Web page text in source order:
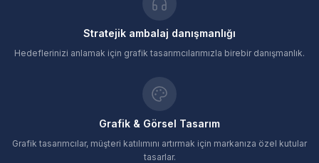
Stratejik ambalaj danışmanlığı
Hedeflerinizi anlamak için grafik tasarımcılarımızla birebir danışmanlık.
Grafik & Görsel Tasarım
Grafik tasarımcılar, müşteri katılımını artırmak için markanıza özel kutular
tasarlar.